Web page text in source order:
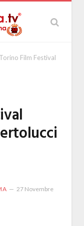
Film Festival
27 Novembre